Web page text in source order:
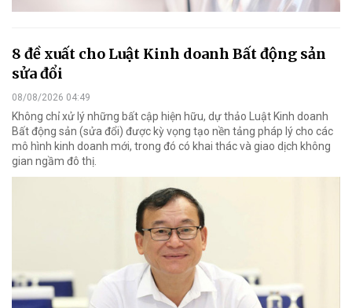
8 đề xuất cho Luật Kinh doanh Bất động sản
sửa đổi
08/08/2026 04:49
Không chỉ xử lý những bất cập hiện hữu, dự thảo Luật Kinh doanh
Bất động sản (sửa đổi) được kỳ vọng tạo nền tảng pháp lý cho các
mô hình kinh doanh mới, trong đó có khai thác và giao dịch không
gian ngầm đô thị.